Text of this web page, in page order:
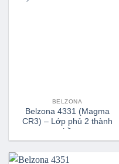
BELZONA
Belzona 4331 (Magma
CR3) – Lớp phủ 2 thành
phần